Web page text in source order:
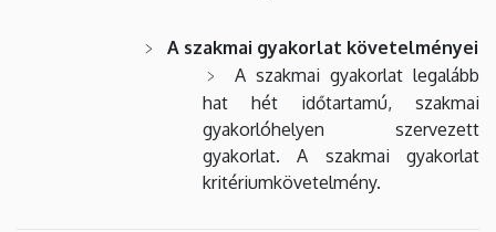
A szakmai gyakorlat követelményei
A szakmai gyakorlat legalább
hat hét időtartamú, szakmai
gyakorlóhelyen szervezett
gyakorlat. A szakmai gyakorlat
kritériumkövetelmény.